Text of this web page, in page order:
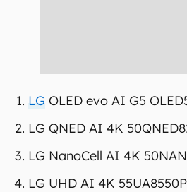
LG OLED evo AI G5
LG QNED AI 4K
LG NanoCell AI 4K
LG UHD AI 4K